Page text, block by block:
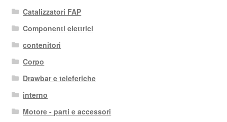
Catalizzatori FAP
Componenti elettrici
contenitori
Corpo
Drawbar e teleferiche
interno
Motore - parti e accessori